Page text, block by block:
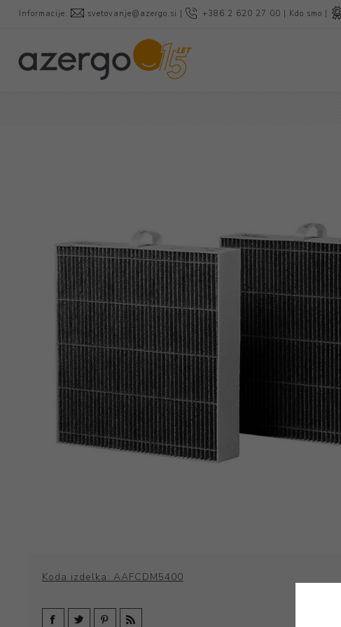
Informacije: svetovanje@azergo.si +386 2 620 27 00 Kdo smo
Koda izdelka: AAFCDM5400